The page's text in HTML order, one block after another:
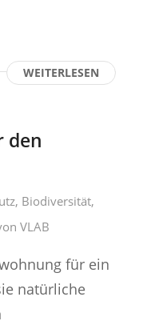
WEITERLESEN
den
, Biodiversität,
VLAB
für ein
natürliche